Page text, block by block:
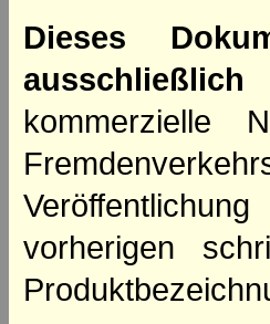
Dieses
kommerzielle
vorherigen